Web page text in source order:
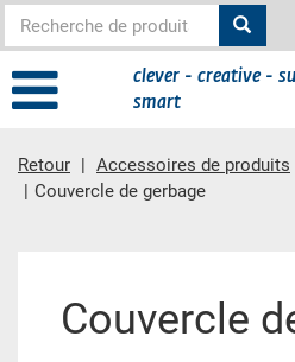
clever - creative -
smart
Retour Accessoires de produits
Couvercle de gerbage
Couvercle